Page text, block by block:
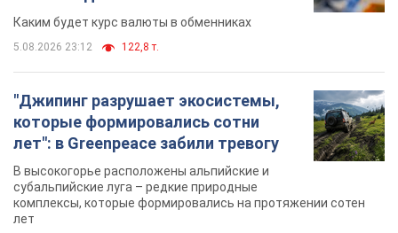
Каким будет курс валюты в обменниках
5.08.2026 23:12 122,8 т.
"Джипинг разрушает экосистемы,
которые формировались сотни
лет": в Greenpeace забили тревогу
В высокогорье расположены альпийские и
субальпийские луга – редкие природные
комплексы, которые формировались на протяжении сотен
лет